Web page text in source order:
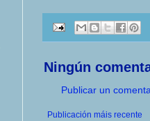
Ningún
Publicar un
Publicación máis recente